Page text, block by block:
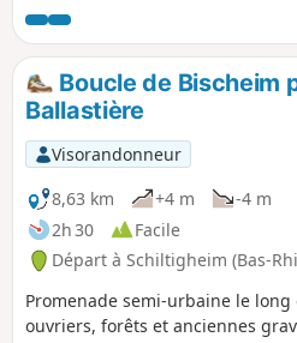
labellisée Forêt d’Exception® en
fil de la balade, profiter de ses
surprendre par sa légende et
Boucle de Bischeim
Ballastière
Visorandonneur
8,63 km
+4 m
-4 m
2h 30
Facile
Départ à Schiltigheim (Bas-
Promenade semi-urbaine le
ouvriers, forêts et anciennes